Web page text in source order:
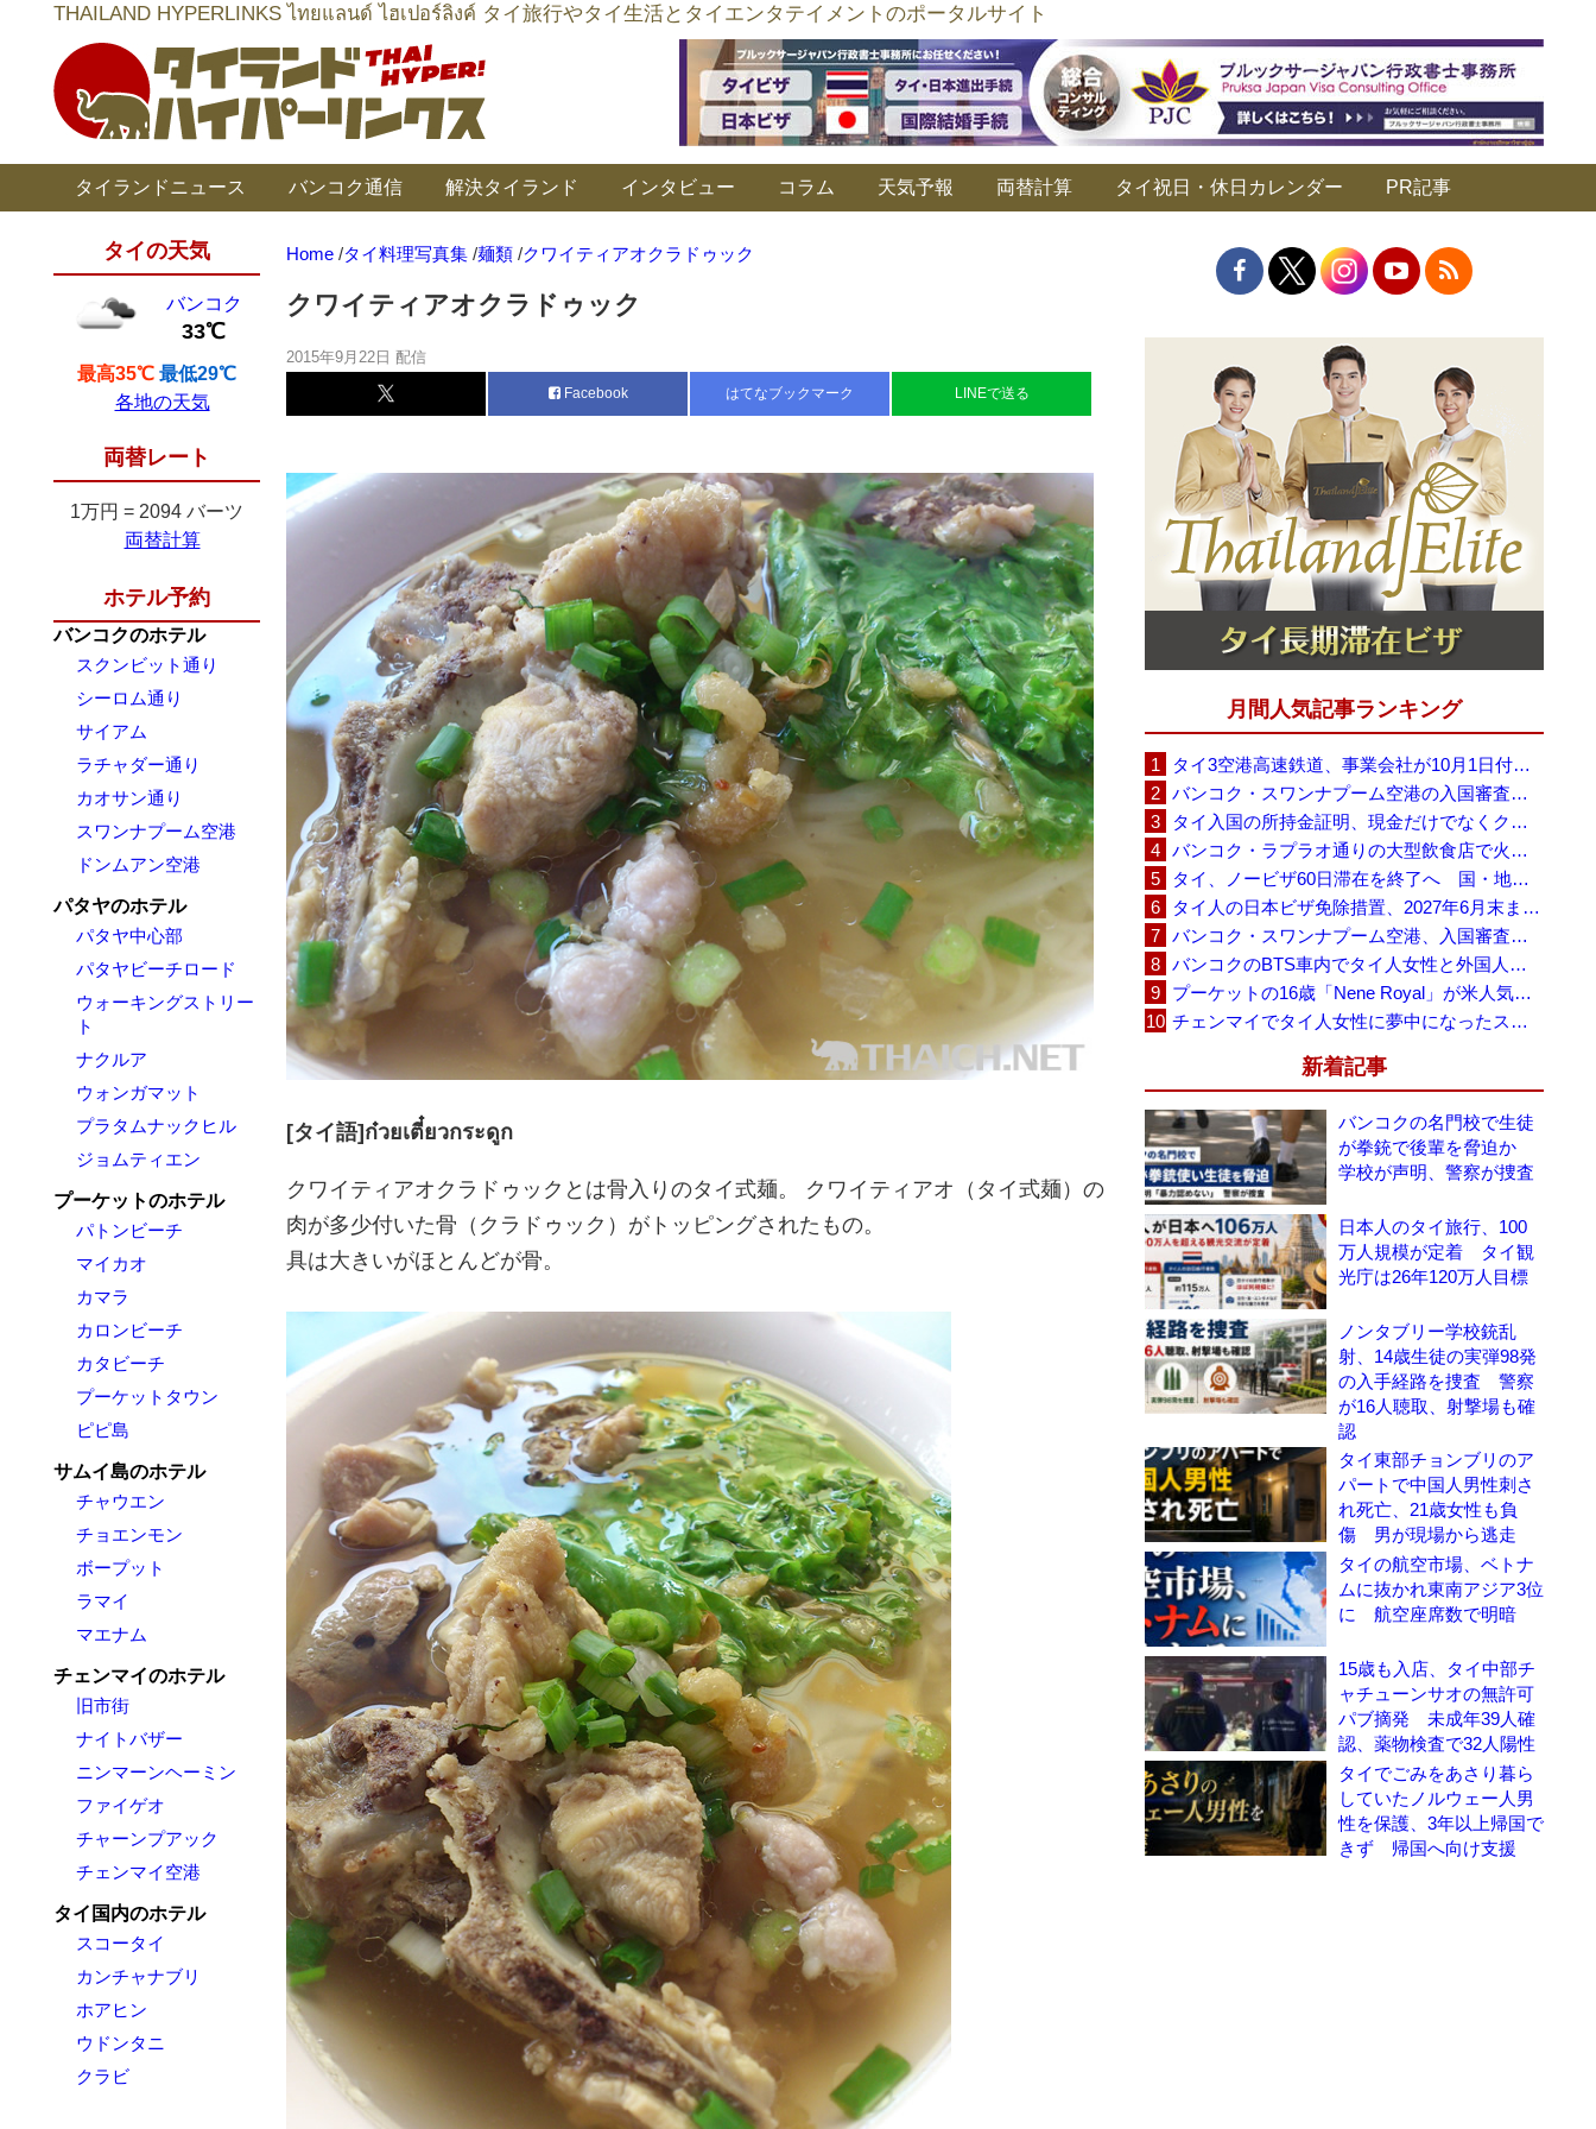
THAILAND HYPERLINKS ไทยแลนด์ ไฮเปอร์ลิงค์ タイ旅行やタイ生活とタイエンタテイメントのポータルサイト
タイランドニュース バンコク通信 解決タイランド インタビュー コラム 天気予報 両替計算 タイ祝日・休日カレンダー PR記事
タイの天気
バンコク
33℃
最高35℃ 最低29℃
各地の天気
両替レート
1万円 = 2094 バーツ
両替計算
ホテル予約
バンコクのホテル
スクンビット通り
シーロム通り
サイアム
ラチャダー通り
カオサン通り
スワンナプーム空港
ドンムアン空港
パタヤのホテル
パタヤ中心部
パタヤビーチロード
ウォーキングストリー
ト
ナクルア
ウォンガマット
プラタムナックヒル
ジョムティエン
プーケットのホテル
パトンビーチ
マイカオ
カマラ
カロンビーチ
カタビーチ
プーケットタウン
ピピ島
サムイ島のホテル
チャウエン
チョエンモン
ボープット
ラマイ
マエナム
チェンマイのホテル
旧市街
ナイトバザー
ニンマーンヘーミン
ファイゲオ
チャーンプアック
チェンマイ空港
タイ国内のホテル
スコータイ
カンチャナブリ
ホアヒン
ウドンタニ
クラビ
Home /タイ料理写真集 /麺類 /クワイティアオクラドゥック
クワイティアオクラドゥック
2015年9月22日 配信
Facebook はてなブックマーク LINEで送る
[タイ語]ก๋วยเตี๋ยวกระดูก
クワイティアオクラドゥックとは骨入りのタイ式麺。 クワイティアオ（タイ式麺）の
肉が多少付いた骨（クラドゥック）がトッピングされたもの。
具は大きいがほとんどが骨。
月間人気記事ランキング
タイ3空港高速鉄道、事業会社が10月1日付の契約終了を通知 「現時点での撤退決定ではない」
バンコク・スワンナプーム空港の入国審査に長蛇の列、SNSで「3～4時間待ち」との投稿が拡散
タイ入国の所持金証明、現金だけでなくクレジットカードや銀行明細も提示可能
バンコク・ラプラオ通りの大型飲食店で火災、27人死亡・多数負傷
タイ、ノービザ60日滞在を終了へ 国・地域別に30日・15日へ再編
タイ人の日本ビザ免除措置、2027年6月末まで延長 不安広がる中でひとまず安堵
バンコク・スワンナプーム空港、入国審査で2～3時間待ちの時間帯も 審査厳格化と人員不足が影響か
バンコクのBTS車内でタイ人女性と外国人学生グループが口論、騒音めぐる動画が拡散
プーケットの16歳「Nene Royal」が米人気番組で圧巻の演奏、審査員4人全員が「Yes」
チェンマイでタイ人女性に夢中になったスウェーデン人男性、全財産を失い捨てられる
新着記事
バンコクの名門校で生徒
が拳銃で後輩を脅迫か
学校が声明、警察が捜査
日本人のタイ旅行、100
万人規模が定着 タイ観
光庁は26年120万人目標
ノンタブリー学校銃乱
射、14歳生徒の実弾98発
の入手経路を捜査 警察
が16人聴取、射撃場も確
認
タイ東部チョンブリのア
パートで中国人男性刺さ
れ死亡、21歳女性も負
傷 男が現場から逃走
タイの航空市場、ベトナ
ムに抜かれ東南アジア3位
に 航空座席数で明暗
15歳も入店、タイ中部チ
ャチューンサオの無許可
パブ摘発 未成年39人確
認、薬物検査で32人陽性
タイでごみをあさり暮ら
していたノルウェー人男
性を保護、3年以上帰国で
きず 帰国へ向け支援